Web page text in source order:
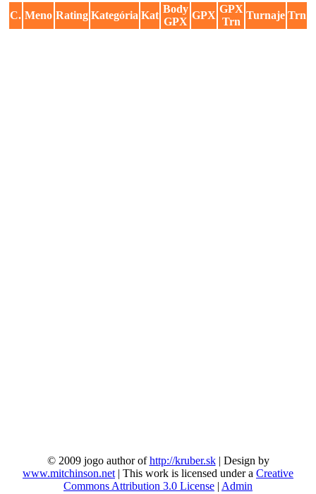
C. Meno Rating Kategória Kat
Body
GPX
GPX
GPX
Trn
Turnaje Trn
© 2009 jogo author ofhttp://kruber.sk| Design by
www.mitchinson.net | This work is licensed under a Creative
Commons Attribution 3.0 License | Admin